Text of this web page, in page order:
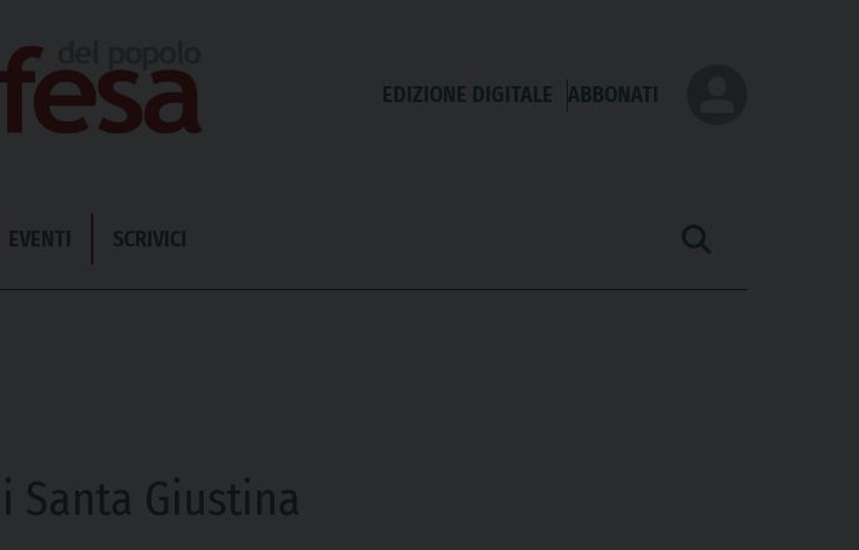
EDIZIONE DIGITALE ABBONATI
EVENTI SCRIVICI
Santa Giustina